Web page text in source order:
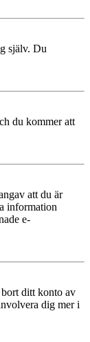
själv. Du
du kommer att
att du är
information
e-
ditt konto av
dig mer i